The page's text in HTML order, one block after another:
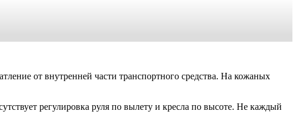
от внутренней части транспортного средства. На кожаных
регулировка руля по вылету и кресла по высоте. Не каждый